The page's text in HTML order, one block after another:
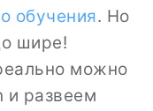
обучения. Но
шире!
можно
и развеем